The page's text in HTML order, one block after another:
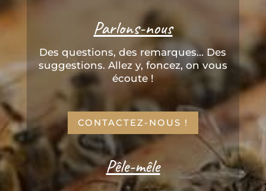
Parlons-nous
Des questions, des remarques... Des
suggestions. Allez y, foncez, on vous
écoute !
CONTACTEZ-NOUS !
Pêle-mêle